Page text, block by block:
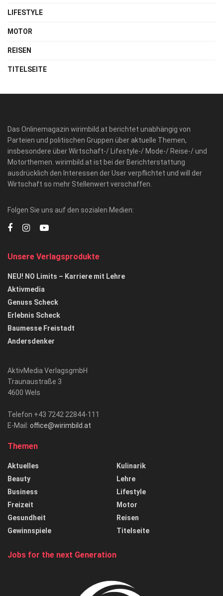
LIFESTYLE
MOTOR
REISEN
TITELSEITE
Das Onlinemagazin wirimbild.at berichtet unabhängig von
Parteien und politischen Gruppen über aktuelle Themen,
insbesondere über Wirtschaft-/ Lifestyle-/ Mode-/ Reise-/ und
Motorthemen. wirimbild.at ist bei der Berichterstattung
ausdrücklich den Interessen der User verpflichtet und will der
Wirtschaft so mehr Stellenwert verschaffen.
Folgen Sie uns auf den sozialen Medien:
Unsere Verlagsprodukte
NEU! NO Limits – Karriere mit Lehre
Aktivmedia
Genuss Scheck
Erlebnis Scheck
Baumesse Freistadt
Andersdenker
AktivMedia VerlagsgmbH
Traunaustraße 3
4600 Wels
Telefon +43 7242 22844-111
E-Mail: office@wirimbild.at
Themen
Aktuelles
Beauty
Business
Freizeit
Gesundheit
Gewinnspiele
Kulinarik
Lehre
Lifestyle
Motor
Reisen
Titelseite
Jobs for the next Generation